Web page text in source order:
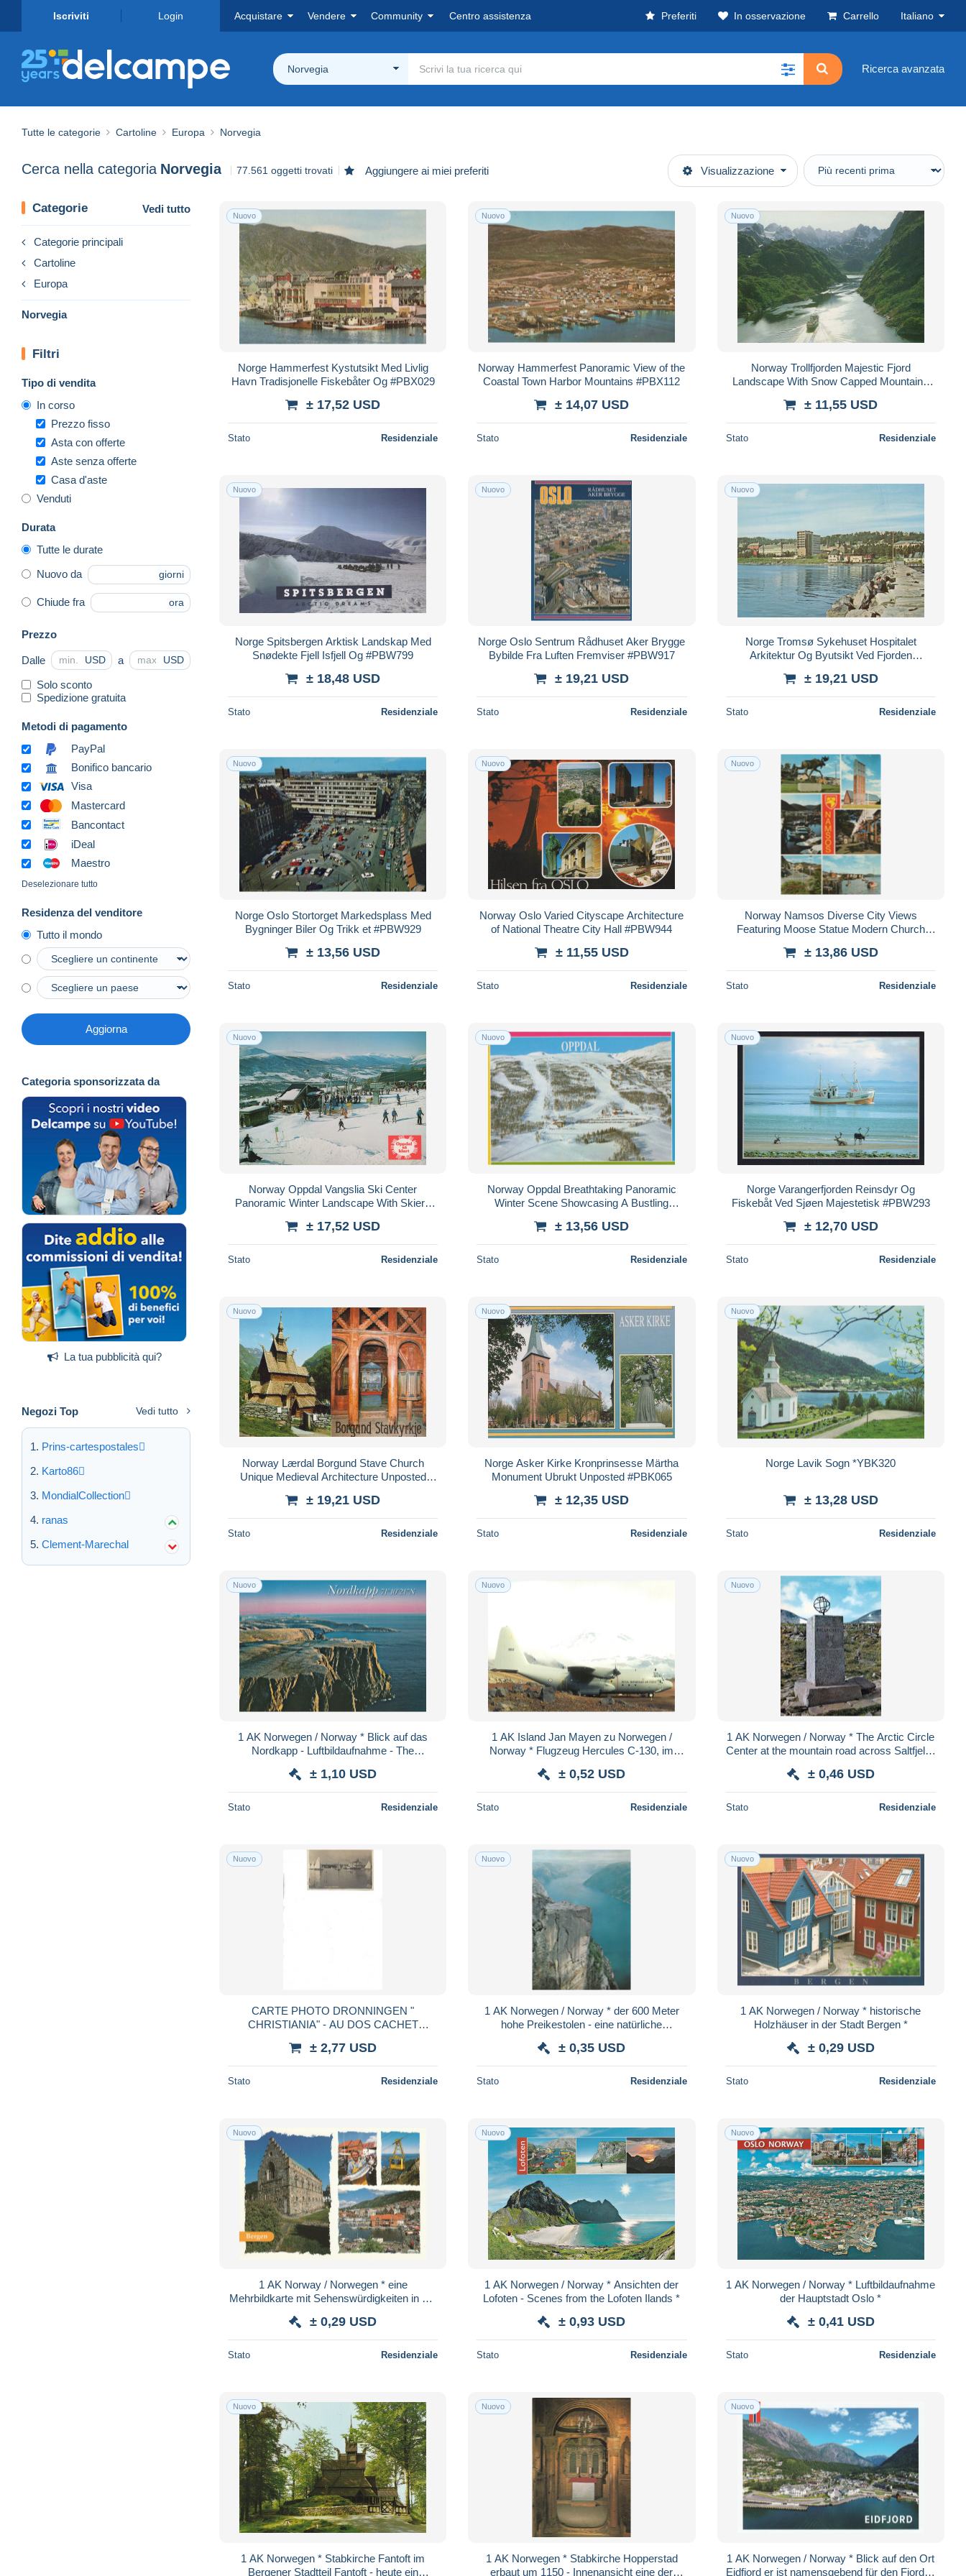
Iscriviti Login Acquistare Vendere Community Centro assistenza Preferiti In osservazione Carrello Italiano
Norvegia Ricerca avanzata
Tutte le categorie Cartoline Europa Norvegia
Cerca nella categoria Norvegia 77.561 oggetti trovati Aggiungere ai miei preferiti Visualizzazione
Categorie Vedi tutto
Categorie principali
Cartoline
Europa
Norvegia
Filtri
Tipo di vendita
In corso
Prezzo fisso
Asta con offerte
Aste senza offerte
Casa d'aste
Venduti
Durata
Tutte le durate
Nuovo da giorni
Chiude fra ora
Prezzo
Dalle USD a USD
Solo sconto
Spedizione gratuita
Metodi di pagamento
PayPal
Bonifico bancario
Visa
Mastercard
Bancontact
iDeal
Maestro
Deselezionare tutto
Residenza del venditore
Tutto il mondo
Aggiorna
Categoria sponsorizzata da
La tua pubblicità qui?
Negozi Top Vedi tutto
Prins-cartespostales
Karto86
MondialCollection
ranas
Clement-Marechal
Nuovo
Norge Hammerfest Kystutsikt Med Livlig
Havn Tradisjonelle Fiskebåter Og #PBX029
± 17,52 USD
Stato Residenziale
Nuovo
Norway Hammerfest Panoramic View of the
Coastal Town Harbor Mountains #PBX112
± 14,07 USD
Stato Residenziale
Nuovo
Norway Trollfjorden Majestic Fjord
Landscape With Snow Capped Mountains
± 11,55 USD
Stato Residenziale
Nuovo
Norge Spitsbergen Arktisk Landskap Med
Snødekte Fjell Isfjell Og #PBW799
± 18,48 USD
Stato Residenziale
Nuovo
Norge Oslo Sentrum Rådhuset Aker Brygge
Bybilde Fra Luften Fremviser #PBW917
± 19,21 USD
Stato Residenziale
Nuovo
Norge Tromsø Sykehuset Hospitalet
Arkitektur Og Byutsikt Ved Fjorden
± 19,21 USD
Stato Residenziale
Nuovo
Norge Oslo Stortorget Markedsplass Med
Bygninger Biler Og Trikk et #PBW929
± 13,56 USD
Stato Residenziale
Nuovo
Norway Oslo Varied Cityscape Architecture
of National Theatre City Hall #PBW944
± 11,55 USD
Stato Residenziale
Nuovo
Norway Namsos Diverse City Views
Featuring Moose Statue Modern Church
± 13,86 USD
Stato Residenziale
Nuovo
Norway Oppdal Vangslia Ski Center
Panoramic Winter Landscape With Skiers
± 17,52 USD
Stato Residenziale
Nuovo
Norway Oppdal Breathtaking Panoramic
Winter Scene Showcasing A Bustling
± 13,56 USD
Stato Residenziale
Nuovo
Norge Varangerfjorden Reinsdyr Og
Fiskebåt Ved Sjøen Majestetisk #PBW293
± 12,70 USD
Stato Residenziale
Nuovo
Norway Lærdal Borgund Stave Church
Unique Medieval Architecture Unposted
± 19,21 USD
Stato Residenziale
Nuovo
Norge Asker Kirke Kronprinsesse Märtha
Monument Ubrukt Unposted #PBK065
± 12,35 USD
Stato Residenziale
Nuovo
Norge Lavik Sogn *YBK320
± 13,28 USD
Stato Residenziale
Nuovo
1 AK Norwegen / Norway * Blick auf das
Nordkapp - Luftbildaufnahme - The
± 1,10 USD
Stato Residenziale
Nuovo
1 AK Island Jan Mayen zu Norwegen /
Norway * Flugzeug Hercules C-130, im
Beerenberg *
± 0,52 USD
Stato Residenziale
Nuovo
1 AK Norwegen / Norway * The Arctic Circle
Center at the mountain road across Saltfjellet
± 0,46 USD
Stato Residenziale
Nuovo
CARTE PHOTO DRONNINGEN "
CHRISTIANIA" - AU DOS CACHET
± 2,77 USD
Stato Residenziale
Nuovo
1 AK Norwegen / Norway * der 600 Meter
hohe Preikestolen - eine natürliche
± 0,35 USD
Stato Residenziale
Nuovo
1 AK Norwegen / Norway * historische
Holzhäuser in der Stadt Bergen *
± 0,29 USD
Stato Residenziale
Nuovo
1 AK Norway / Norwegen * eine
Mehrbildkarte mit Sehenswürdigkeiten in der
± 0,29 USD
Stato Residenziale
Nuovo
1 AK Norwegen / Norway * Ansichten der
Lofoten - Scenes from the Lofoten Ilands *
± 0,93 USD
Stato Residenziale
Nuovo
1 AK Norwegen / Norway * Luftbildaufnahme
der Hauptstadt Oslo *
± 0,41 USD
Stato Residenziale
Nuovo
1 AK Norwegen * Stabkirche Fantoft im
Bergener Stadtteil Fantoft - heute ein
Nuovo
1 AK Norwegen * Stabkirche Hopperstad
erbaut um 1150 - Innenansicht eine der
Nuovo
1 AK Norwegen / Norway * Blick auf den Ort
Eidfjord er ist namensgebend für den Fjord d.